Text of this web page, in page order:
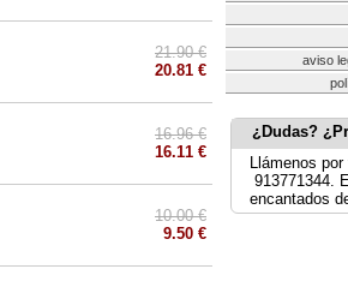
21.90 €
20.81 €
16.96 €
16.11 €
10.00 €
9.50 €
aviso
¿Dudas?
Llámenos por
913771344.
encantados